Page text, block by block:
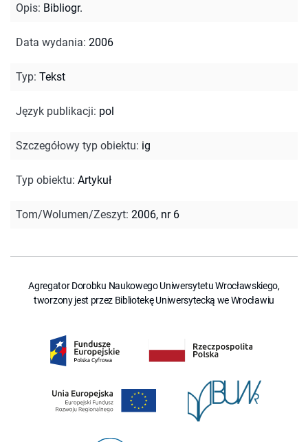
Opis: Bibliogr.
Data wydania: 2006
Typ: Tekst
Język publikacji: pol
Szczegółowy typ obiektu: ig
Typ obiektu: Artykuł
Tom/Wolumen/Zeszyt: 2006, nr 6
Agregator Dorobku Naukowego Uniwersytetu Wrocławskiego,
tworzony jest przez Bibliotekę Uniwersytecką we Wrocławiu